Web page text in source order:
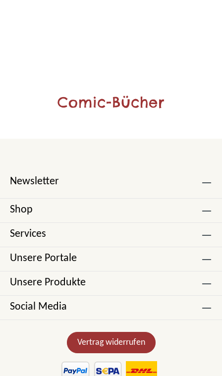
Comic-Bücher
Newsletter
Shop
Services
Unsere Portale
Unsere Produkte
Social Media
Vertrag widerrufen